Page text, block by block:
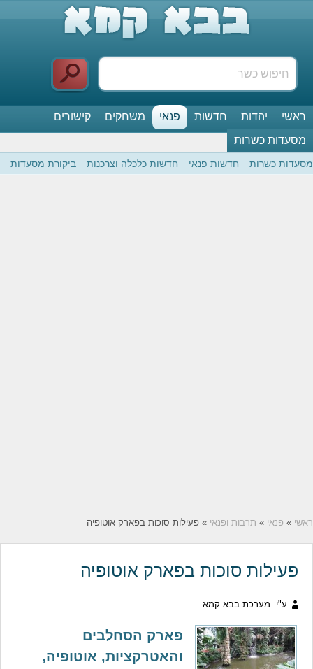
ראשי יהדות חדשות פנאי משחקים
קישורים
מסעדות כשרות
מסעדות כשרות חדשות פנאי חדשות כלכלה וצרכנות ביקורת מסעדות
ראשי » פנאי » תרבות ופנאי » פעילות סוכות בפארק אוטופיה
פעילות סוכות בפארק אוטופיה
ע"י: מערכת בבא קמא
פארק הסחלבים
והאטרקציות, אוטופיה,